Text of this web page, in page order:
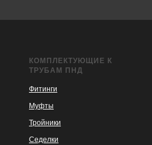
КОМПЛЕКТУЮЩИЕ К
ТРУБАМ ПНД
Фитинги
Муфты
Тройники
Седелки